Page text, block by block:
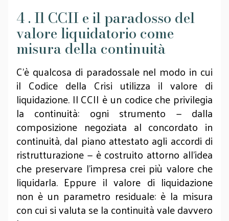
4 . Il CCII e il paradosso del
valore liquidatorio come
misura della continuità
C’è qualcosa di paradossale nel modo in cui
il Codice della Crisi utilizza il valore di
liquidazione. Il CCII è un codice che privilegia
la continuità: ogni strumento — dalla
composizione negoziata al concordato in
continuità, dal piano attestato agli accordi di
ristrutturazione — è costruito attorno all’idea
che preservare l’impresa crei più valore che
liquidarla. Eppure il valore di liquidazione
non è un parametro residuale: è la misura
con cui si valuta se la continuità vale davvero